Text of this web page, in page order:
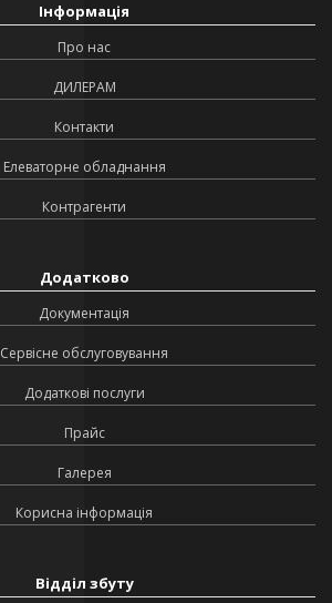
Інформація
Про нас
ДИЛЕРАМ
Контакти
Елеваторне обладнання
Контрагенти
Додатково
Документація
Сервісне обслуговування
Додаткові послуги
Прайс
Галерея
Корисна інформація
Відділ збуту